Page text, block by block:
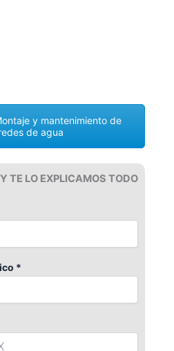
y mantenimiento de
de agua
TE LO EXPLICAMOS TODO
*